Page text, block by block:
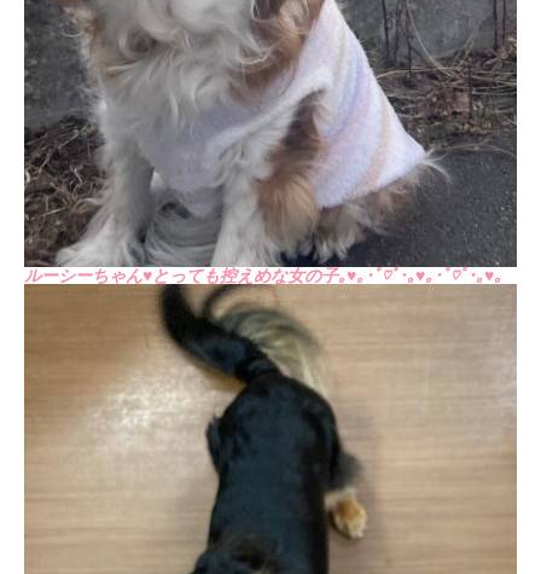
ルーシーちゃん♥とっても控えめな女の子｡♥｡･ﾟ♡ﾟ･｡♥｡･ﾟ♡ﾟ･｡♥｡